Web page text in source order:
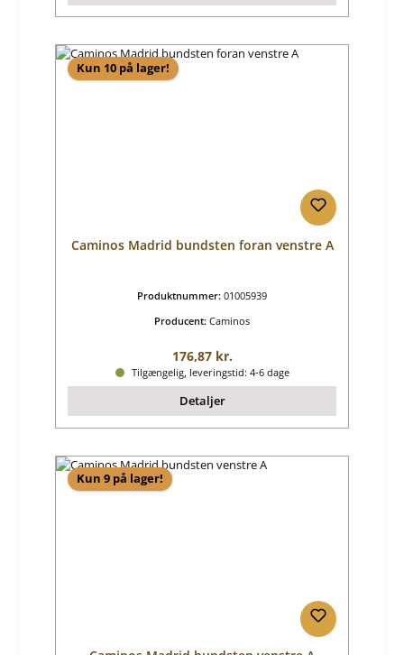
Kun 10 på lager!
Caminos Madrid bundsten foran venstre A
Produktnummer: 01005939
Producent: Caminos
Almindelig pris:
176,87 kr.
Tilgængelig, leveringstid: 4-6 dage
Detaljer
Kun 9 på lager!